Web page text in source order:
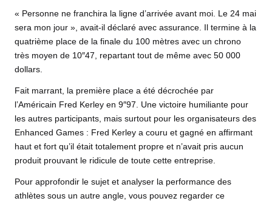
« Personne ne franchira la ligne d’arrivée avant moi. Le 24 mai
sera mon jour », avait-il déclaré avec assurance. Il termine à la
quatrième place de la finale du 100 mètres avec un chrono
très moyen de 10″47, repartant tout de même avec 50 000
dollars.
Fait marrant, la première place a été décrochée par
l’Américain Fred Kerley en 9″97. Une victoire humiliante pour
les autres participants, mais surtout pour les organisateurs des
Enhanced Games : Fred Kerley a couru et gagné en affirmant
haut et fort qu’il était totalement propre et n’avait pris aucun
produit prouvant le ridicule de toute cette entreprise.
Pour approfondir le sujet et analyser la performance des
athlètes sous un autre angle, vous pouvez regarder ce